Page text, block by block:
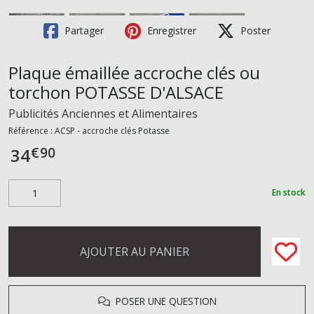
Partager Enregistrer Poster
Plaque émaillée accroche clés ou
torchon POTASSE D'ALSACE
Publicités Anciennes et Alimentaires
Référence : ACSP - accroche clés Potasse
34€90
En stock
AJOUTER AU PANIER
POSER UNE QUESTION